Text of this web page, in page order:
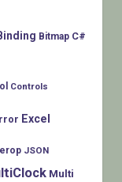
Bitmap C#
Controls
Excel
JSON
Multi